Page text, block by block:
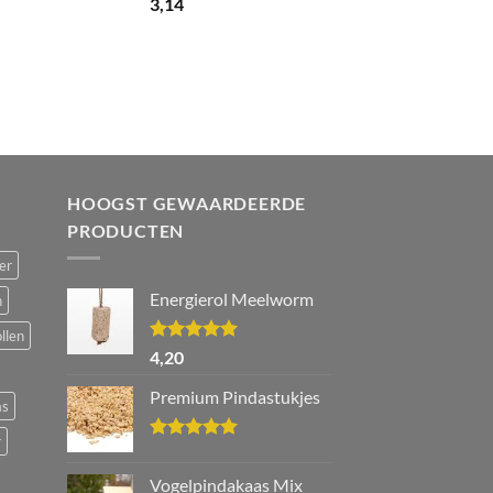
5.00
HOOGST GEWAARDEERDE
PRODUCTEN
Energierol Meelworm
Waardering
5.00
4,20
Premium Pindastukjes
Vogelpindakaas Mix